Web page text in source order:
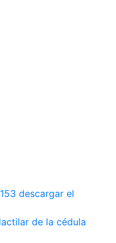
descargar el
de la cédula